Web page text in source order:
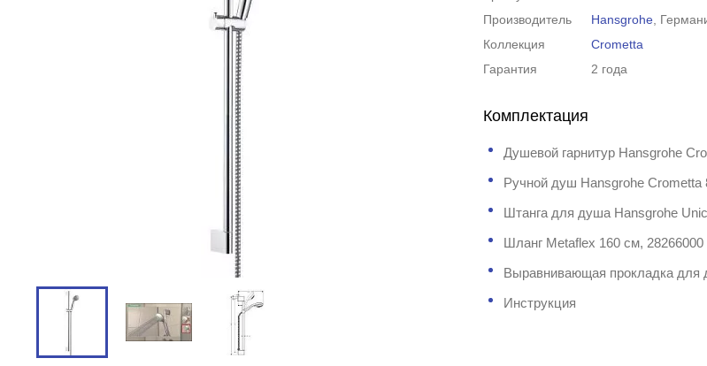
Производитель
Hansgrohe ,
Коллекция
Crometta
Гарантия
2 года
Комплектация
Душевой гарнитур Hansgrohe
Ручной душ Hansgrohe Crometta
Штанга для душа Hansgrohe
Шланг Мetaflex 160 cм, 28266000
Выравнивающая прокладка для
Инструкция